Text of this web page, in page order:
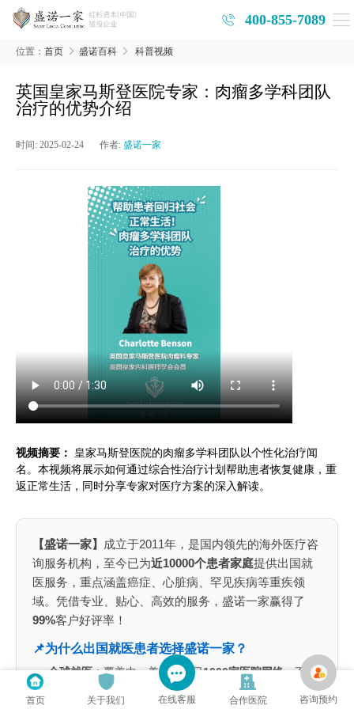
400-855-7089
位置： 首页 盛诺百科 科普视频
英国皇家马斯登医院专家：肉瘤多学科团队
治疗的优势介绍
时间: 2025-02-24 作者: 盛诺一家
视频摘要：
皇家马斯登医院的肉瘤多学科团队以个性化治疗闻
名。本视频将展示如何通过综合性治疗计划帮助患者恢复健康，重
返正常生活，同时分享专家对医疗方案的深入解读。
【盛诺一家】
成立于2011年，是国内领先的海外医疗咨
询服务机构，至今已为近10000个患者家庭提供出国就
医服务，重点涵盖癌症、心脏病、罕见疾病等重疾领
域。凭借专业、贴心、高效的服务，盛诺一家赢得了
99%客户好评率！
📌为什么出国就医患者选择盛诺一家？
全球就医：覆盖中、美、英、日1000家医院网络，不局
限于单一国家医疗资源、规划最优就医路径
首页 关于我们 在线客服 合作医院 咨询预约